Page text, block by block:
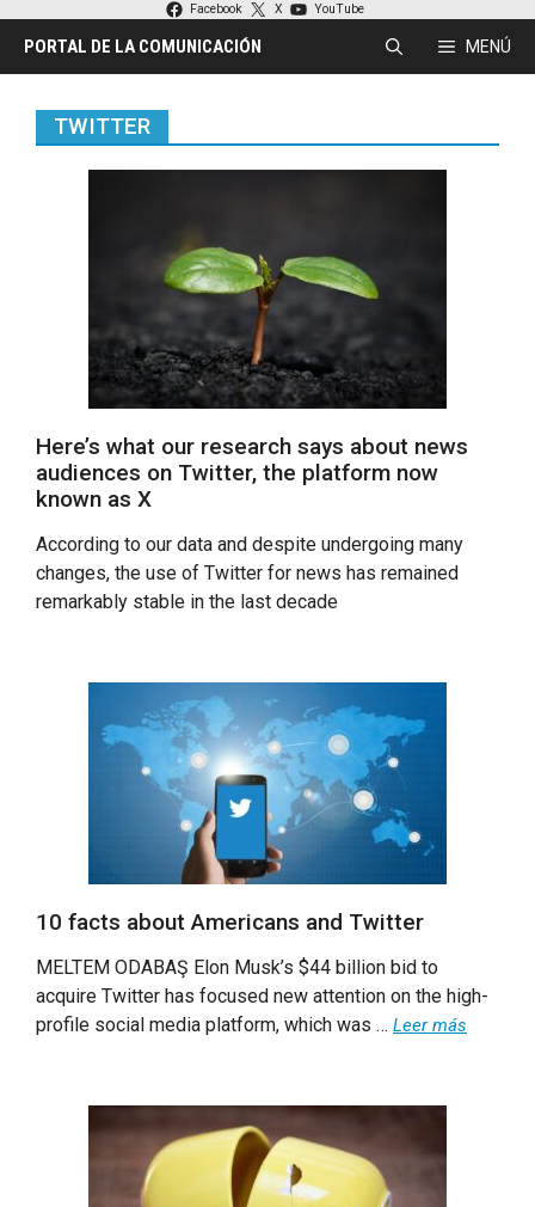
contenido
Facebook X YouTube
PORTAL DE LA COMUNICACIÓN MENÚ
TWITTER
Here’s what our research says about news
audiences on Twitter, the platform now
known as X
According to our data and despite undergoing many
changes, the use of Twitter for news has remained
remarkably stable in the last decade
10 facts about Americans and Twitter
MELTEM ODABAŞ Elon Musk’s $44 billion bid to
acquire Twitter has focused new attention on the high-
profile social media platform, which was … Leer más